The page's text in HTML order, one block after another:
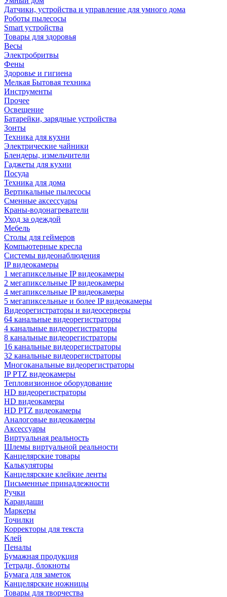
Датчики, устройства и управление для умного дома
Роботы пылесосы
Smart устройства
Товары для здоровья
Весы
Электробритвы
Фены
Здоровье и гигиена
Мелкая Бытовая техника
Инструменты
Прочее
Освещение
Батарейки, зарядные устройства
Зонты
Техника для кухни
Электрические чайники
Блендеры, измельчители
Гаджеты для кухни
Посуда
Техника для дома
Вертикальные пылесосы
Сменные аксессуары
Краны-водонагреватели
Уход за одеждой
Мебель
Столы для геймеров
Компьютерные кресла
Системы видеонаблюдения
IP видеокамеры
1 мегапиксельные IP видеокамеры
2 мегапиксельные IP видеокамеры
4 мегапиксельные IP видеокамеры
5 мегапиксельные и более IP видеокамеры
Видеорегистраторы и видеосерверы
64 канальные видеорегистраторы
4 канальные видеорегистраторы
8 канальные видеорегистраторы
16 канальные видеорегистраторы
32 канальные видеорегистраторы
Многоканальные видеорегистраторы
IP PTZ видеокамеры
Тепловизионное оборудование
HD видеорегистраторы
HD видеокамеры
HD PTZ видеокамеры
Аналоговые видеокамеры
Аксессуары
Виртуальная реальность
Шлемы виртуальной реальности
Канцелярские товары
Калькуляторы
Канцелярские клейкие ленты
Письменные принадлежности
Ручки
Карандаши
Маркеры
Точилки
Корректоры для текста
Клей
Пеналы
Бумажная продукция
Тетради, блокноты
Бумага для заметок
Канцелярские ножницы
Товары для творчества